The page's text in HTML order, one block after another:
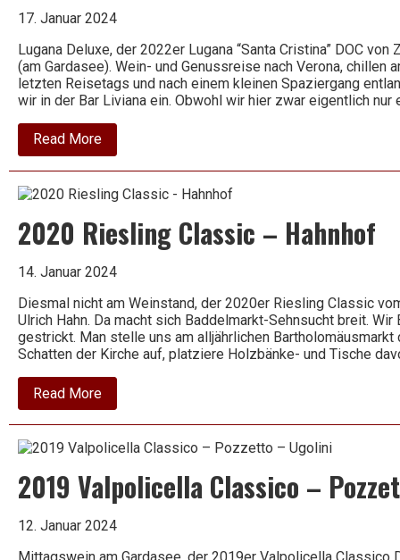
17. Januar 2024
Lugana Deluxe, der 2022er Lugana “Santa Cristina” DOC
(am Gardasee). Wein- und Genussreise nach Verona, chillen
letzten Reisetags und nach einem kleinen Spaziergang
wir in der Bar Liviana ein. Obwohl wir hier zwar eigentlich nur
Read Moreabout
2022
Lugana
Santa
–
Zenato
2020 Riesling Classic – Hahnhof
14. Januar 2024
Diesmal nicht am Weinstand, der 2020er Riesling Classic
Ulrich Hahn. Da macht sich Baddelmarkt-Sehnsucht breit.
gestrickt. Man stelle uns am alljährlichen Bartholomäusmarkt
Schatten der Kirche auf, platziere Holzbänke- und Tische
Read Moreabout
2020
Riesling
–
2019 Valpolicella Classico –
12. Januar 2024